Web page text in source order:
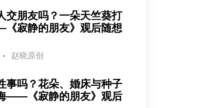
交朋友吗？一朵天竺葵打
寂静的朋友》观后随想
赵晓原创
事吗？花朵、婚床与种子
——《寂静的朋友》观后